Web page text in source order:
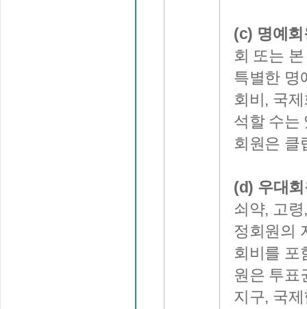
(c) 명예
회 또는
특별한 명
회비, 국
석할 수는
회원은 클
(d) 우대
쇠약, 고
정회원의
회비를 포
원은 투표
지구, 국